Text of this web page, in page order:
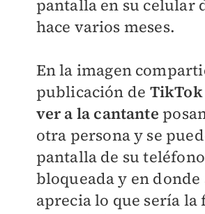
pantalla en su celular
hace varios meses.
En la imagen
publicación de TikTok
ver a la cantante
otra persona y se
pantalla de su
bloqueada y en donde
aprecia lo que sería